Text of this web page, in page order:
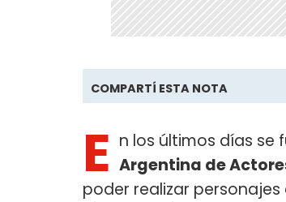
COMPARTÍ ESTA NOTA
E n los últimos días se
Argentina de
poder realizar